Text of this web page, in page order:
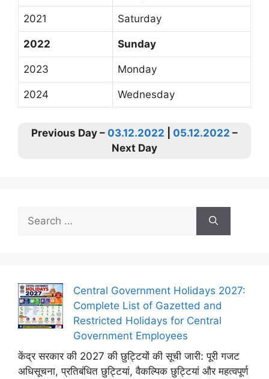
2021 Saturday
2022 Sunday
2023 Monday
2024 Wednesday
Previous Day – 03.12.2022 05.12.2022 –
Next Day
Search
for:
Central Government Holidays 2027:
Complete List of Gazetted and
Restricted Holidays for Central
Government Employees
केंद्र सरकार की 2027 की छुट्टियों की सूची जारी: पूरी गजट
अधिसूचना, प्रतिबंधित छुट्टियां, वैकल्पिक छुट्टियां और महत्वपूर्ण